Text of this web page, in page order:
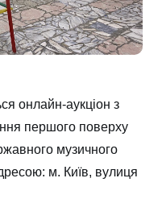
онлайн-аукціон з
першого поверху
музичного
м. Київ, вулиця